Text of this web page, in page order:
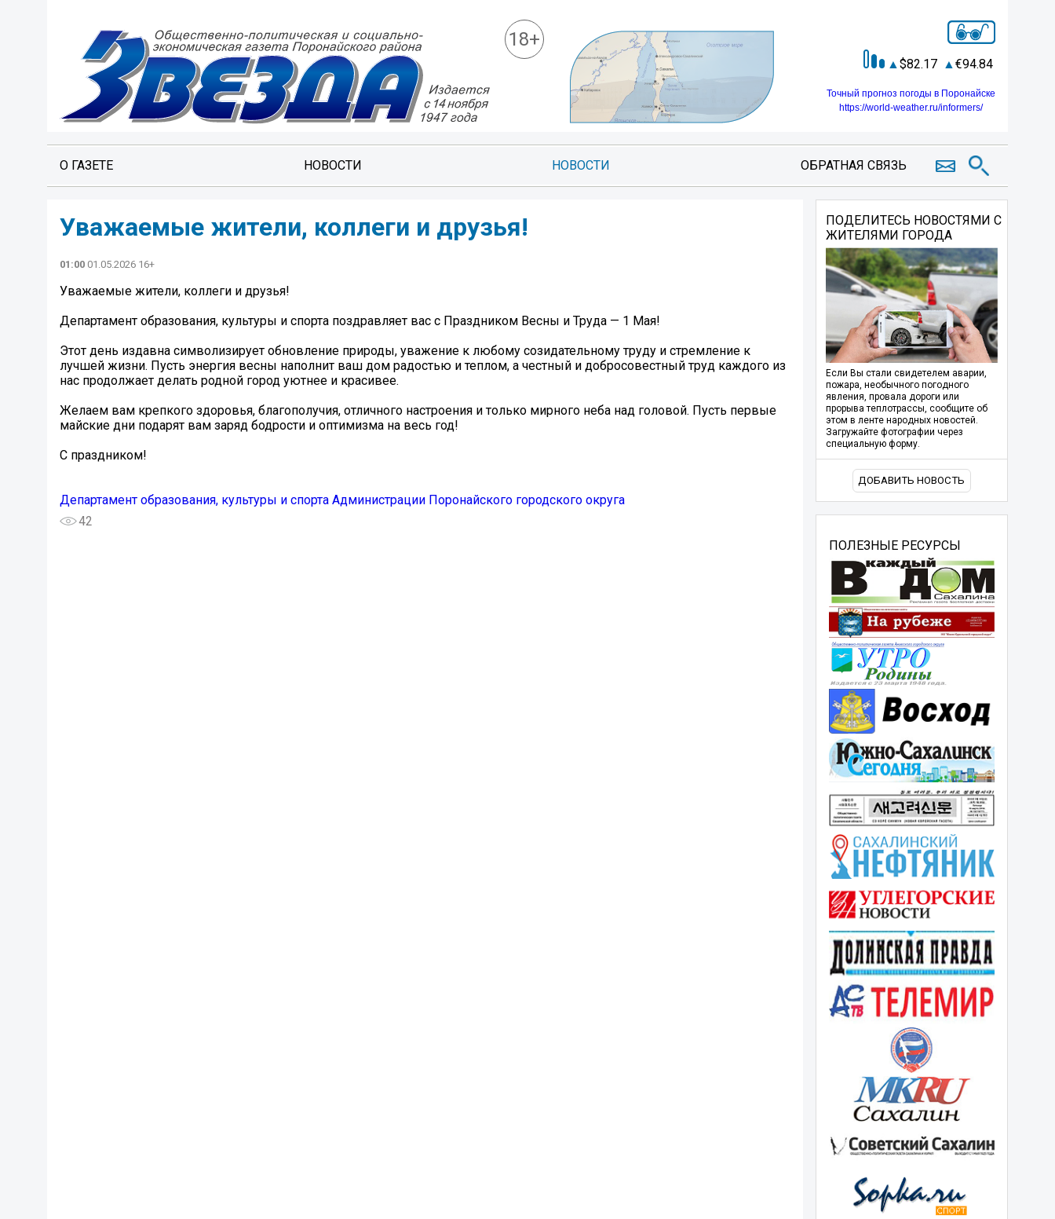
18+
82.17 94.84
Точный прогноз погоды в Поронайске
https://world-weather.ru/informers/
О ГАЗЕТЕ НОВОСТИ НОВОСТИ ОБРАТНАЯ СВЯЗЬ
Уважаемые жители, коллеги и друзья!
01:00 01.05.2026 16+
Уважаемые жители, коллеги и друзья!
Департамент образования, культуры и спорта поздравляет вас с Праздником Весны и Труда — 1 Мая!
Этот день издавна символизирует обновление природы, уважение к любому созидательному труду и стремление к
лучшей жизни. Пусть энергия весны наполнит ваш дом радостью и теплом, а честный и добросовестный труд каждого из
нас продолжает делать родной город уютнее и красивее.
Желаем вам крепкого здоровья, благополучия, отличного настроения и только мирного неба над головой. Пусть первые
майские дни подарят вам заряд бодрости и оптимизма на весь год!
С праздником!
Департамент образования, культуры и спорта Администрации Поронайского городского округа
42
ПОДЕЛИТЕСЬ НОВОСТЯМИ С
ЖИТЕЛЯМИ ГОРОДА
Если Вы стали свидетелем аварии,
пожара, необычного погодного
явления, провала дороги или
прорыва теплотрассы, сообщите об
этом в ленте народных новостей.
Загружайте фотографии через
специальную форму.
ДОБАВИТЬ НОВОСТЬ
ПОЛЕЗНЫЕ РЕСУРСЫ